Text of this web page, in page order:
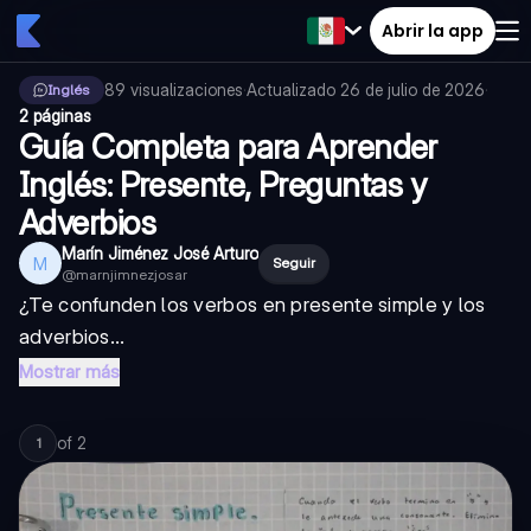
Abrir la app
Inglés 89 visualizaciones·Actualizado 26 de julio de 2026·
2 páginas
Guía Completa para Aprender
Inglés: Presente, Preguntas y
Adverbios
M Marín Jiménez José Arturo
@marnjimnezjosar
Seguir
¿Te confunden los verbos en presente simple y los
adverbios...
Mostrar más
1 of 2